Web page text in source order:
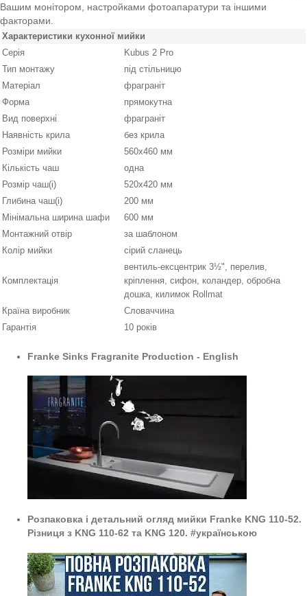
Вашим монітором, настройками фотоапаратури та іншими
факторами.
Характеристики кухонної мийки
Серія
Kubus 2 Pro
Тип монтажу
під стільницю
Матеріал
фраграніт
Форма
прямокутна
Вид поверхні
фраграніт
Наявність крила
без крила
Розміри мийки
560x460 мм
Кількість чаш
одна
Розмір чаш(і)
520x420 мм
Глибина чаш(і)
200 мм
Мінімальна ширина шафи
600 мм
Монтажний отвір
за шаблоном
Колір мийки
сірий сланець
Комплектація
вентиль-ексцентрик 3½", перелив,
кріплення, сифон, коландер, обробна
дошка, килимок Rollmat
Країна виробник
Словаччина
Гарантія
10 років
Franke Sinks Fragranite Production - English
Розпаковка і детальний огляд мийки Franke KNG 110-52.
Різниця з KNG 110-62 та KNG 120. #українською